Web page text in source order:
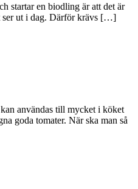
startar en biodling är att det är
ser ut i dag. Därför krävs […]
användas till mycket i köket
goda tomater. När ska man så